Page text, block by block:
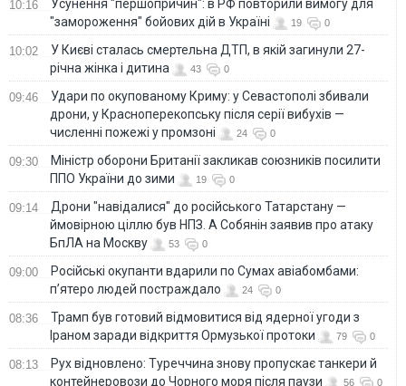
10:16
Усунення "першопричин": в РФ повторили вимогу для
"замороження" бойових дій в Україні
19 0
10:02
У Києві сталась смертельна ДТП, в якій загинули 27-
річна жінка і дитина
43 0
09:46
Удари по окупованому Криму: у Севастополі збивали
дрони, у Красноперекопську після серії вибухів —
численні пожежі у промзоні
24 0
09:30
Міністр оборони Британії закликав союзників посилити
ППО України до зими
19 0
09:14
Дрони "навідалися" до російського Татарстану —
ймовірною ціллю був НПЗ. А Собянін заявив про атаку
БпЛА на Москву
53 0
09:00
Російські окупанти вдарили по Сумах авіабомбами:
п’ятеро людей постраждало
24 0
08:36
Трамп був готовий відмовитися від ядерної угоди з
Іраном заради відкриття Ормузької протоки
79 0
08:13
Рух відновлено: Туреччина знову пропускає танкери й
контейнеровози до Чорного моря після паузи
56 0